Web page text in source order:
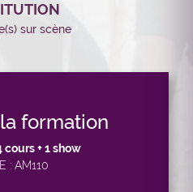
sur scène
formation
cours + 1 show
: AM110